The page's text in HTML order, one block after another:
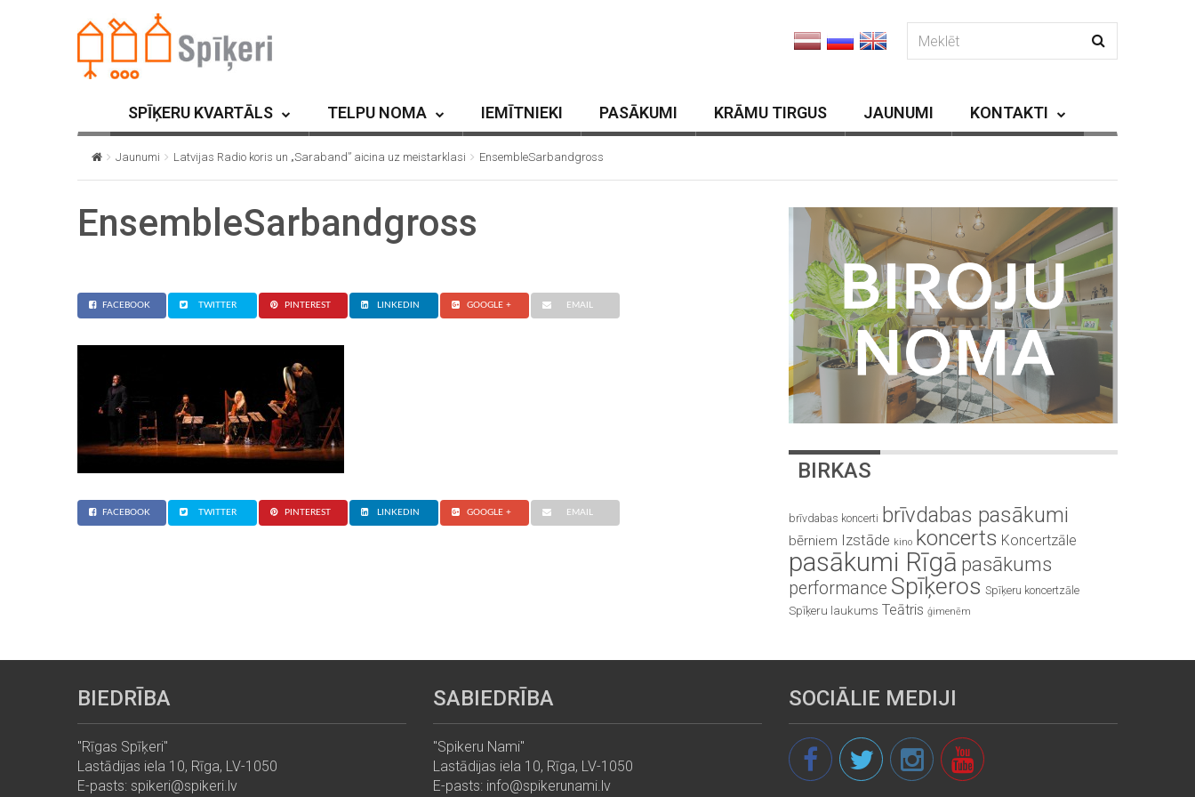
SPĪĶERU KVARTĀLS TELPU NOMA IEMĪTNIEKI PASĀKUMI KRĀMU TIRGUS JAUNUMI KONTAKTI
Jaunumi Latvijas Radio koris un „Saraband” aicina uz meistarklasi EnsembleSarbandgross
EnsembleSarbandgross
FACEBOOK TWITTER PINTEREST LINKEDIN GOOGLE + EMAIL
FACEBOOK TWITTER PINTEREST LINKEDIN GOOGLE + EMAIL
BIRKAS
brīvdabas koncerti brīvdabas pasākumi
bērniem Izstāde kino koncerts Koncertzāle
pasākumi Rīgā pasākums
performance Spīķeros Spīķeru koncertzāle
Spīķeru laukums Teātris ģimenēm
BIEDRĪBA
"Rīgas Spīķeri"
Lastādijas iela 10, Rīga, LV-1050
E-pasts: spikeri@spikeri.lv
SABIEDRĪBA
"Spikeru Nami"
Lastādijas iela 10, Rīga, LV-1050
E-pasts: info@spikerunami.lv
SOCIĀLIE MEDIJI